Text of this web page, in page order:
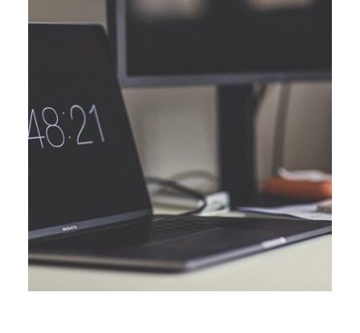
Aperçu sur les missions d’un
consultant SEA